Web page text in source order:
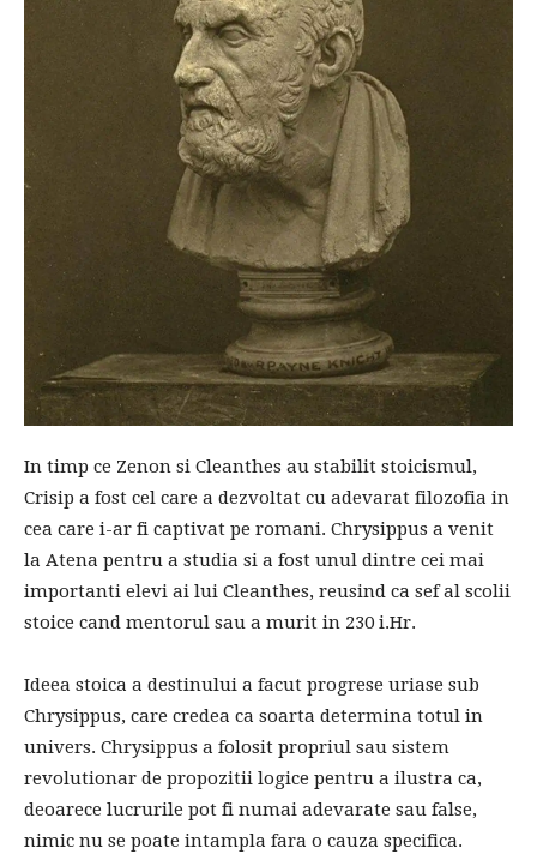
In timp ce Zenon si Cleanthes au stabilit stoicismul,
Crisip a fost cel care a dezvoltat cu adevarat filozofia in
cea care i-ar fi captivat pe romani. Chrysippus a venit
la Atena pentru a studia si a fost unul dintre cei mai
importanti elevi ai lui Cleanthes, reusind ca sef al scolii
stoice cand mentorul sau a murit in 230 i.Hr.
Ideea stoica a destinului a facut progrese uriase sub
Chrysippus, care credea ca soarta determina totul in
univers. Chrysippus a folosit propriul sau sistem
revolutionar de propozitii logice pentru a ilustra ca,
deoarece lucrurile pot fi numai adevarate sau false,
nimic nu se poate intampla fara o cauza specifica.